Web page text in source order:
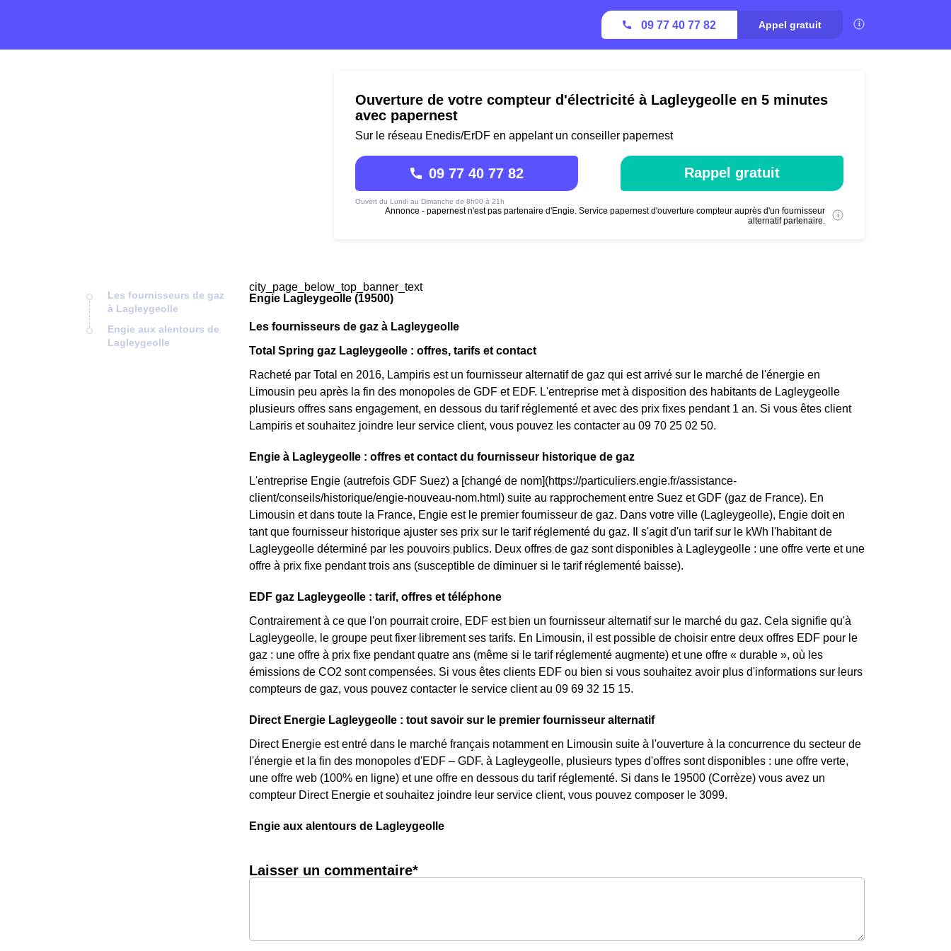
09 77 40 77 82 Appel gratuit
Ouverture de votre compteur d'électricité à Lagleygeolle en 5 minutes
avec papernest
Sur le réseau Enedis/ErDF en appelant un conseiller papernest
09 77 40 77 82
Ouvert du Lundi au Dimanche de 8h00 à 21h
Rappel gratuit
Annonce - papernest n'est pas partenaire d'Engie. Service papernest d'ouverture compteur auprès d'un fournisseur
alternatif partenaire.
Les fournisseurs de gaz
à Lagleygeolle
Engie aux alentours de
Lagleygeolle
city_page_below_top_banner_text
Engie Lagleygeolle (19500)
Les fournisseurs de gaz à Lagleygeolle
Total Spring gaz Lagleygeolle : offres, tarifs et contact
Racheté par Total en 2016, Lampiris est un fournisseur alternatif de gaz qui est arrivé sur le marché de l'énergie en
Limousin peu après la fin des monopoles de GDF et EDF. L'entreprise met à disposition des habitants de Lagleygeolle
plusieurs offres sans engagement, en dessous du tarif réglementé et avec des prix fixes pendant 1 an. Si vous êtes client
Lampiris et souhaitez joindre leur service client, vous pouvez les contacter au 09 70 25 02 50.
Engie à Lagleygeolle : offres et contact du fournisseur historique de gaz
L'entreprise Engie (autrefois GDF Suez) a [changé de nom](https://particuliers.engie.fr/assistance-
client/conseils/historique/engie-nouveau-nom.html) suite au rapprochement entre Suez et GDF (gaz de France). En
Limousin et dans toute la France, Engie est le premier fournisseur de gaz. Dans votre ville (Lagleygeolle), Engie doit en
tant que fournisseur historique ajuster ses prix sur le tarif réglementé du gaz. Il s'agit d'un tarif sur le kWh l'habitant de
Lagleygeolle déterminé par les pouvoirs publics. Deux offres de gaz sont disponibles à Lagleygeolle : une offre verte et une
offre à prix fixe pendant trois ans (susceptible de diminuer si le tarif réglementé baisse).
EDF gaz Lagleygeolle : tarif, offres et téléphone
Contrairement à ce que l'on pourrait croire, EDF est bien un fournisseur alternatif sur le marché du gaz. Cela signifie qu'à
Lagleygeolle, le groupe peut fixer librement ses tarifs. En Limousin, il est possible de choisir entre deux offres EDF pour le
gaz : une offre à prix fixe pendant quatre ans (même si le tarif réglementé augmente) et une offre « durable », où les
émissions de CO2 sont compensées. Si vous êtes clients EDF ou bien si vous souhaitez avoir plus d'informations sur leurs
compteurs de gaz, vous pouvez contacter le service client au 09 69 32 15 15.
Direct Energie Lagleygeolle : tout savoir sur le premier fournisseur alternatif
Direct Energie est entré dans le marché français notamment en Limousin suite à l'ouverture à la concurrence du secteur de
l'énergie et la fin des monopoles d'EDF – GDF. à Lagleygeolle, plusieurs types d'offres sont disponibles : une offre verte,
une offre web (100% en ligne) et une offre en dessous du tarif réglementé. Si dans le 19500 (Corrèze) vous avez un
compteur Direct Energie et souhaitez joindre leur service client, vous pouvez composer le 3099.
Engie aux alentours de Lagleygeolle
Laisser un commentaire*